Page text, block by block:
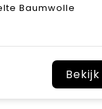
Baumwolle
Bekijk